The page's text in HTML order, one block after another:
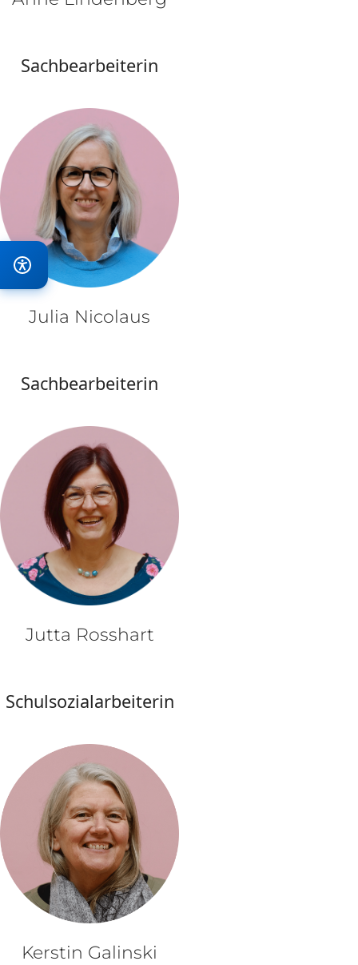
Sachbearbeiterin
Julia Nicolaus
Sachbearbeiterin
Jutta Rosshart
Schulsozialarbeiterin
Kerstin Galinski